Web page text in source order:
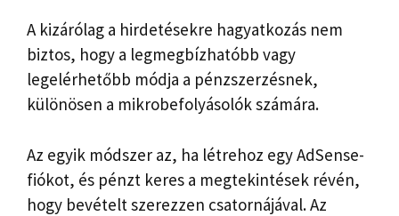
A kizárólag a hirdetésekre hagyatkozás nem
biztos, hogy a legmegbízhatóbb vagy
legelérhetőbb módja a pénzszerzésnek,
különösen a mikrobefolyásolók számára.
Az egyik módszer az, ha létrehoz egy AdSense-
fiókot, és pénzt keres a megtekintések révén,
hogy bevételt szerezzen csatornájával. Az